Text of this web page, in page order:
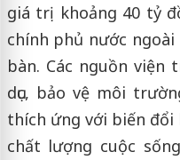
giá trị khoảng 40 tỷ
chính phủ nước
bàn. Các nguồn
dục, bảo vệ môi
thích ứng với biến đổi
chất lượng cuộc